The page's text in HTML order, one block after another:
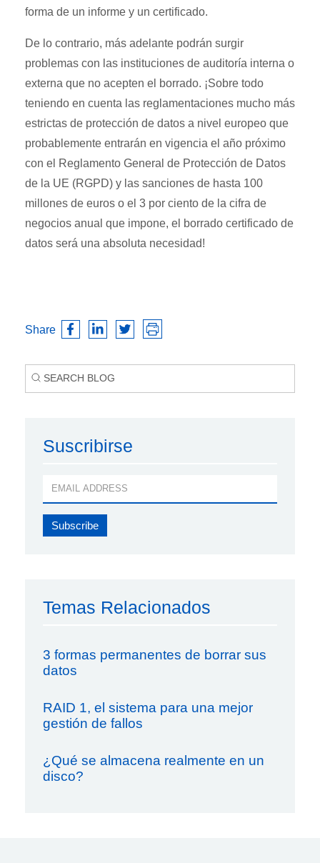
forma de un informe y un certificado.
De lo contrario, más adelante podrán surgir
problemas con las instituciones de auditoría interna o
externa que no acepten el borrado. ¡Sobre todo
teniendo en cuenta las reglamentaciones mucho más
estrictas de protección de datos a nivel europeo que
probablemente entrarán en vigencia el año próximo
con el Reglamento General de Protección de Datos
de la UE (RGPD) y las sanciones de hasta 100
millones de euros o el 3 por ciento de la cifra de
negocios anual que impone, el borrado certificado de
datos será una absoluta necesidad!
Share
Suscribirse
Temas Relacionados
3 formas permanentes de borrar sus
datos
RAID 1, el sistema para una mejor
gestión de fallos
¿Qué se almacena realmente en un
disco?